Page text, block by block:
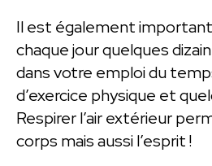
Il est également
chaque jour quelques
dans votre emploi du
d’exercice physique et
Respirer l’air extérieur
corps mais aussi l’esprit !